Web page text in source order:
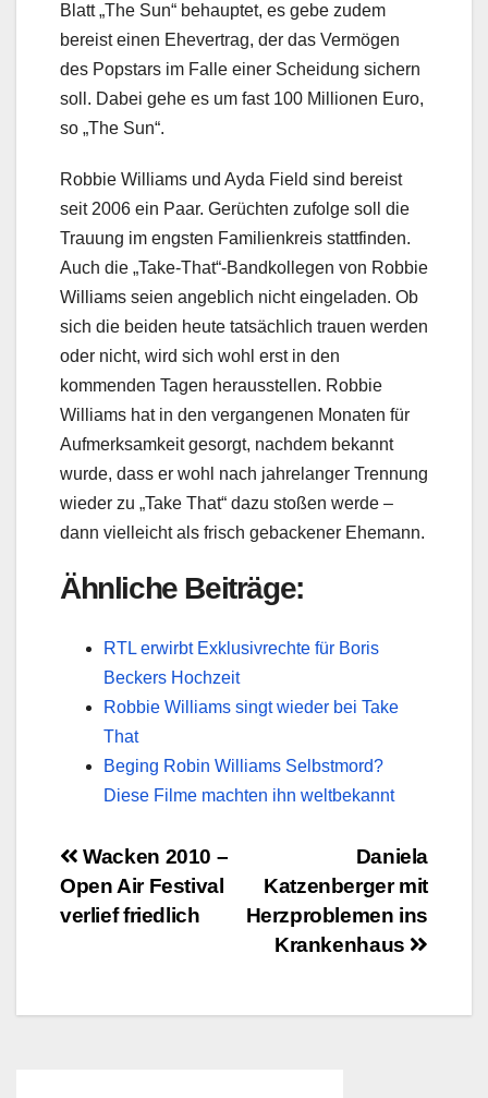
Blatt „The Sun“ behauptet, es gebe zudem
bereist einen Ehevertrag, der das Vermögen
des Popstars im Falle einer Scheidung sichern
soll. Dabei gehe es um fast 100 Millionen Euro,
so „The Sun“.
Robbie Williams und Ayda Field sind bereist
seit 2006 ein Paar. Gerüchten zufolge soll die
Trauung im engsten Familienkreis stattfinden.
Auch die „Take-That“-Bandkollegen von Robbie
Williams seien angeblich nicht eingeladen. Ob
sich die beiden heute tatsächlich trauen werden
oder nicht, wird sich wohl erst in den
kommenden Tagen herausstellen. Robbie
Williams hat in den vergangenen Monaten für
Aufmerksamkeit gesorgt, nachdem bekannt
wurde, dass er wohl nach jahrelanger Trennung
wieder zu „Take That“ dazu stoßen werde –
dann vielleicht als frisch gebackener Ehemann.
Ähnliche Beiträge:
RTL erwirbt Exklusivrechte für Boris
Beckers Hochzeit
Robbie Williams singt wieder bei Take
That
Beging Robin Williams Selbstmord?
Diese Filme machten ihn weltbekannt
Beitragsnavigation
Daniela
Katzenberger mit
Herzproblemen ins
Krankenhaus
Wacken 2010 –
Open Air Festival
verlief friedlich